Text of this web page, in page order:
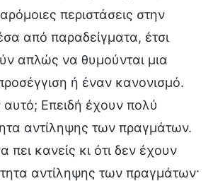
περιστάσεις στην
από παραδείγματα, έτσι
απλώς να θυμούνται μια
ή έναν κανονισμό.
αυτό; Επειδή έχουν πολύ
αντίληψης των πραγμάτων.
κανείς κι ότι δεν έχουν
αντίληψης των πραγμάτων·